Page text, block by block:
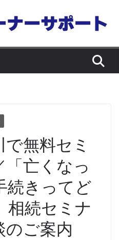
無料セミ
「亡くなっ
続きってど
相続セミナ
のご案内